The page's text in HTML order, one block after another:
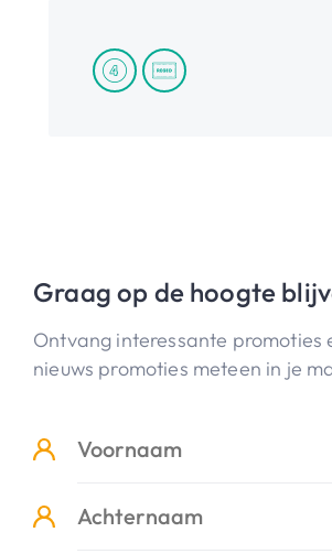
Graag op de hoogte
Ontvang interessante promoties
nieuws promoties meteen in je